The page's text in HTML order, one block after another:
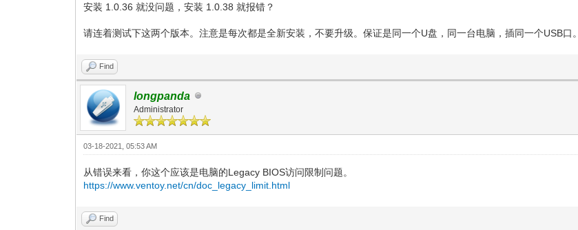
安装 1.0.36 就没问题，安装 1.0.38 就报错？
请连着测试下这两个版本。注意是每次都是全新安装，不要升级。保证是同一个U盘，同一台电脑，插同一个USB口。
Find
longpanda
Administrator
03-18-2021, 05:53 AM
从错误来看，你这个应该是电脑的Legacy BIOS访问限制问题。
https://www.ventoy.net/cn/doc_legacy_limit.html
Find